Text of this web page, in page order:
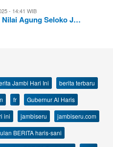
- 14:41 WIB
Nilai Agung Seloko J…
Jambi Hari Ini
berita terbaru
fr
Gubernur Al Haris
ini jambiseru
jambiseru.com
BERITA haris-sani